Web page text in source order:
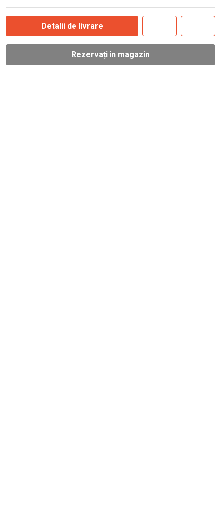
Detalii de livrare
Rezervați în magazin